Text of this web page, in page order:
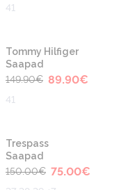
41
-40%
Tommy Hilfiger
Saapad
149.90€ 89.90€
41
Trespass
Saapad
150.00€ 75.00€